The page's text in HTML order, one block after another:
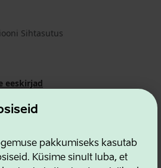
pakkumiseks kasutab
Küsime sinult luba, et
Sihtasutus
eeskirjad